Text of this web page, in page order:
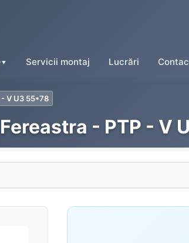
▼ Servicii montaj Lucrări
- V U3 55*78
- PTP - V